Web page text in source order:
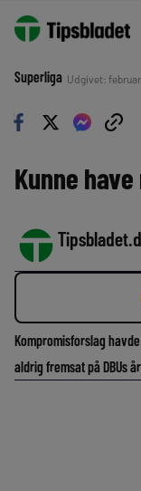
Superliga Udgivet: februar
Kunne
Kompromisforslag
aldrig fremsat på DBUs